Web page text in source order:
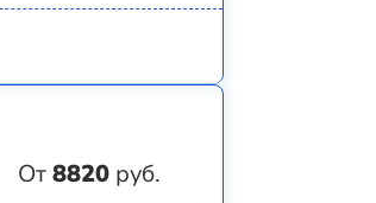
От8820 руб.